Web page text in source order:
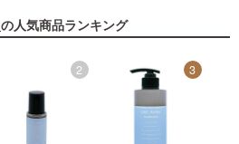
の人気商品ランキング
2 3